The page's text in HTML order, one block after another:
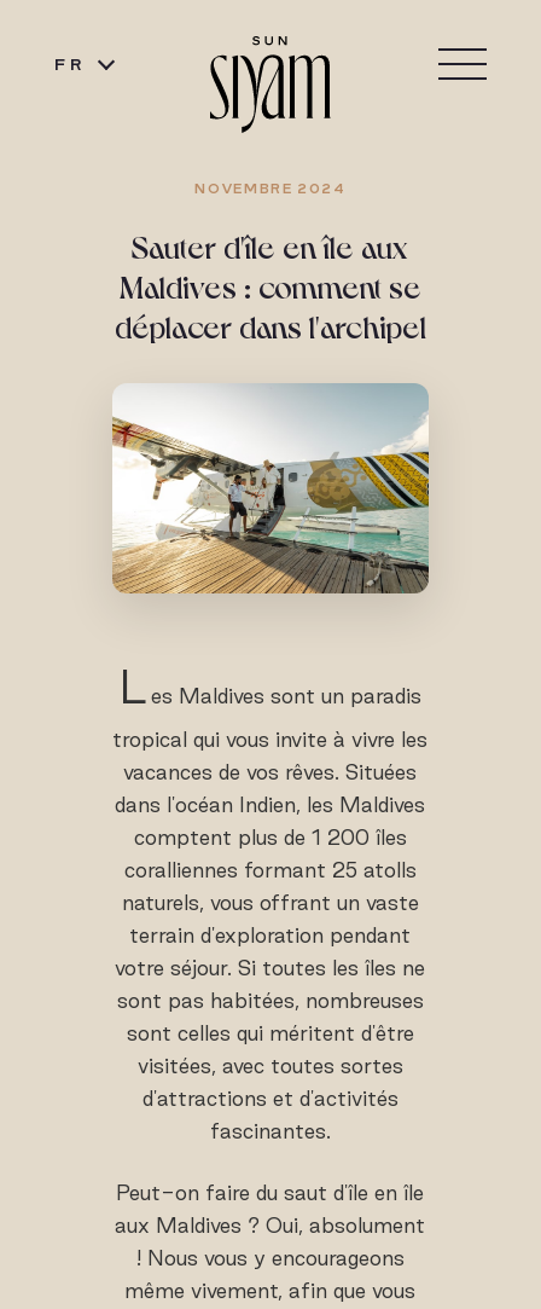
FR
NOVEMBRE 2024
Sauter d'île en île aux
Maldives : comment se
déplacer dans l'archipel
L es Maldives sont un paradis
tropical qui vous invite à vivre les
vacances de vos rêves. Situées
dans l'océan Indien, les Maldives
comptent plus de 1 200 îles
coralliennes formant 25 atolls
naturels, vous offrant un vaste
terrain d'exploration pendant
votre séjour. Si toutes les îles ne
sont pas habitées, nombreuses
sont celles qui méritent d'être
visitées, avec toutes sortes
d'attractions et d'activités
fascinantes.
Peut-on faire du saut d'île en île
aux Maldives ? Oui, absolument
! Nous vous y encourageons
même vivement, afin que vous